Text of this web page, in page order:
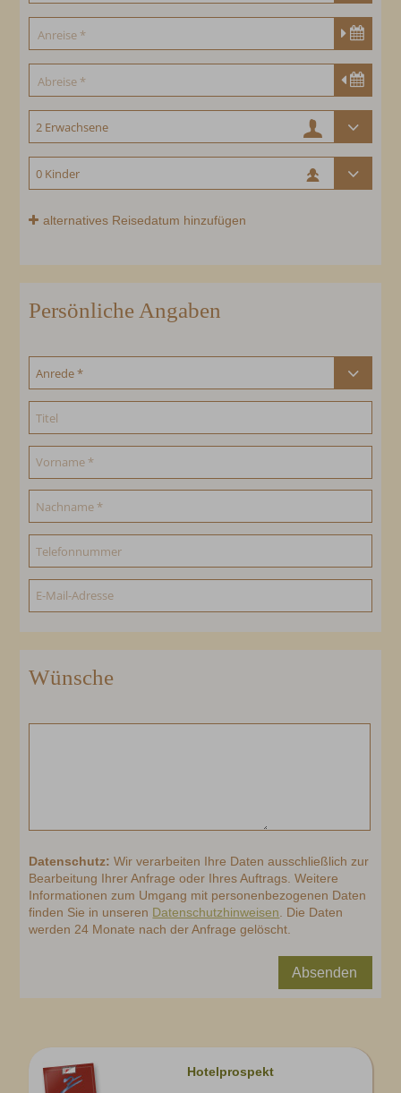
alternatives Reisedatum hinzufügen
Persönliche Angaben
Wünsche
Datenschutz:Wir verarbeiten Ihre Daten ausschließlich zur
Bearbeitung Ihrer Anfrage oder Ihres Auftrags. Weitere
Informationen zum Umgang mit personenbezogenen Daten
finden Sie in unseren Datenschutzhinweisen. Die Daten
werden 24 Monate nach der Anfrage gelöscht.
Absenden
Hotelprospekt